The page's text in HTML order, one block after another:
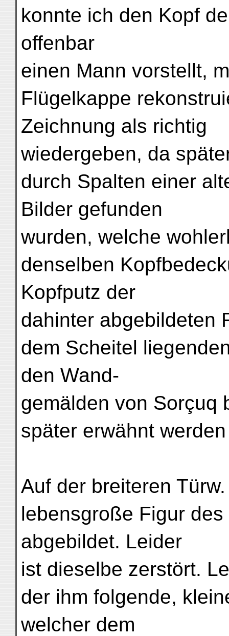
konnte ich den Kopf
offenbar
einen Mann vorstellt,
Flügelkappe
Zeichnung als richtig
wiedergeben, da
durch Spalten einer
Bilder gefunden
wurden, welche
denselben
Kopfputz der
dahinter abgebildeten
dem Scheitel
den Wand-
gemälden von Sorçuq
später erwähnt
Auf der breiteren
lebensgroße Figur
abgebildet. Leider
ist dieselbe zerstört.
der ihm folgende,
welcher dem